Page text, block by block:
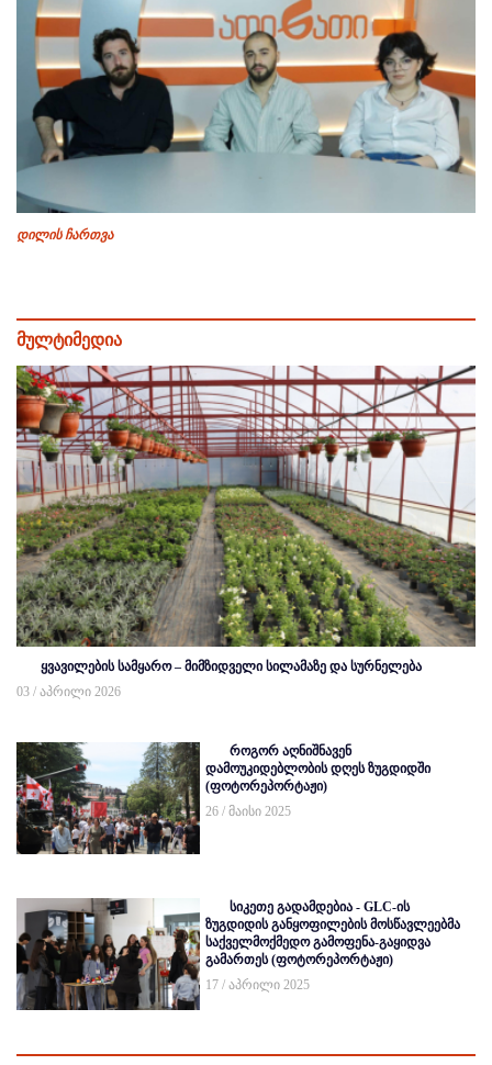
დილის ჩართვა
მულტიმედია
ყვავილების სამყარო – მიმზიდველი სილამაზე და სურნელება
03 / აპრილი 2026
როგორ აღნიშნავენ
დამოუკიდებლობის დღეს ზუგდიდში
(ფოტორეპორტაჟი)
26 / მაისი 2025
სიკეთე გადამდებია - GLC-ის
ზუგდიდის განყოფილების მოსწავლეებმა
საქველმოქმედო გამოფენა-გაყიდვა
გამართეს (ფოტორეპორტაჟი)
17 / აპრილი 2025